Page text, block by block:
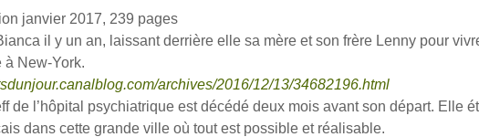
janvier 2017, 239 pages
il y un an, laissant derrière elle sa mère et son frère Lenny pour
à New-York.
archives/2016/12/13/34682196.html
l’hôpital psychiatrique est décédé deux mois avant son départ. Elle
dans cette grande ville où tout est possible et réalisable.